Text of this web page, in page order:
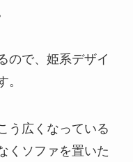
ので、姫系デザイ
。
う広くなっている
くソファを置いた